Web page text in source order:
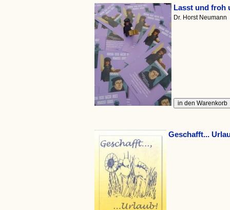
Lasst und froh
Dr. Horst Neumann
Geschafft...